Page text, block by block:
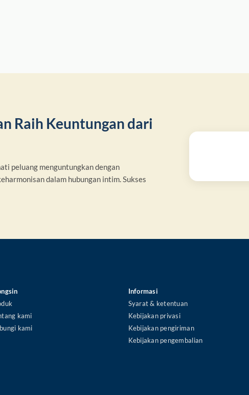
Raih Keuntungan dari
peluang menguntungkan dengan
dalam hubungan intim. Sukses
kami
kami
Informasi
Syarat & ketentuan
Kebijakan privasi
Kebijakan pengiriman
Kebijakan pengembalian